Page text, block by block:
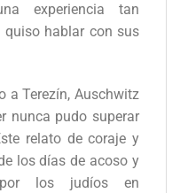
experiencia tan
hablar con sus
a Terezín, Auschwitz
nunca pudo superar
relato de coraje y
los días de acoso y
por los judíos en